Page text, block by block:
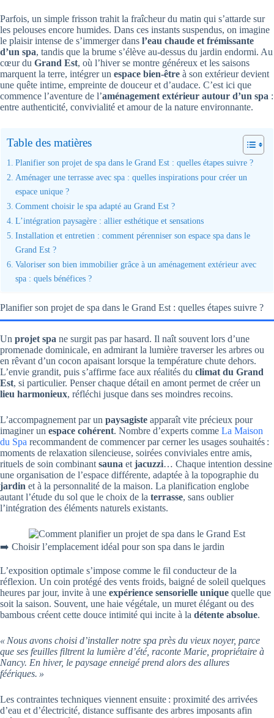
Parfois, un simple frisson trahit la fraîcheur du matin qui s’attarde sur
les pelouses encore humides. Dans ces instants suspendus, on imagine
le plaisir intense de s’immerger dans l’eau chaude et frémissante
d’un spa, tandis que la brume s’élève au-dessus du jardin endormi. Au
cœur du Grand Est, où l’hiver se montre généreux et les saisons
marquent la terre, intégrer un espace bien-être à son extérieur devient
une quête intime, empreinte de douceur et d’audace. C’est ici que
commence l’aventure de l’aménagement extérieur autour d’un spa :
entre authenticité, convivialité et amour de la nature environnante.
Table des matières
Planifier son projet de spa dans le Grand Est : quelles étapes suivre ?
Aménager une terrasse avec spa : quelles inspirations pour créer un
espace unique ?
Comment choisir le spa adapté au Grand Est ?
L’intégration paysagère : allier esthétique et sensations
Installation et entretien : comment pérenniser son espace spa dans le
Grand Est ?
Valoriser son bien immobilier grâce à un aménagement extérieur avec
spa : quels bénéfices ?
Planifier son projet de spa dans le Grand Est : quelles étapes suivre ?
Un projet spa ne surgit pas par hasard. Il naît souvent lors d’une
promenade dominicale, en admirant la lumière traverser les arbres ou
en rêvant d’un cocon apaisant lorsque la température chute dehors.
L’envie grandit, puis s’affirme face aux réalités du climat du Grand
Est, si particulier. Penser chaque détail en amont permet de créer un
lieu harmonieux, réfléchi jusque dans ses moindres recoins.
L’accompagnement par un paysagiste apparaît vite précieux pour
imaginer un espace cohérent. Nombre d’experts comme La Maison
du Spa recommandent de commencer par cerner les usages souhaités :
moments de relaxation silencieuse, soirées conviviales entre amis,
rituels de soin combinant sauna et jacuzzi… Chaque intention dessine
une organisation de l’espace différente, adaptée à la topographie du
jardin et à la personnalité de la maison. La planification englobe
autant l’étude du sol que le choix de la terrasse, sans oublier
l’intégration des éléments naturels existants.
➡️ Choisir l’emplacement idéal pour son spa dans le jardin
L’exposition optimale s’impose comme le fil conducteur de la
réflexion. Un coin protégé des vents froids, baigné de soleil quelques
heures par jour, invite à une expérience sensorielle unique quelle que
soit la saison. Souvent, une haie végétale, un muret élégant ou des
bambous créent cette douce intimité qui incite à la détente absolue.
« Nous avons choisi d’installer notre spa près du vieux noyer, parce
que ses feuilles filtrent la lumière d’été, raconte Marie, propriétaire à
Nancy. En hiver, le paysage enneigé prend alors des allures
féériques. »
Les contraintes techniques viennent ensuite : proximité des arrivées
d’eau et d’électricité, distance suffisante des arbres imposants afin